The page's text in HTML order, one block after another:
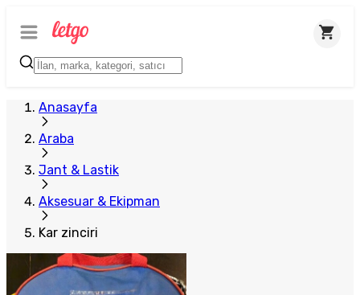
Anasayfa
Araba
Jant & Lastik
Aksesuar & Ekipman
Kar zinciri